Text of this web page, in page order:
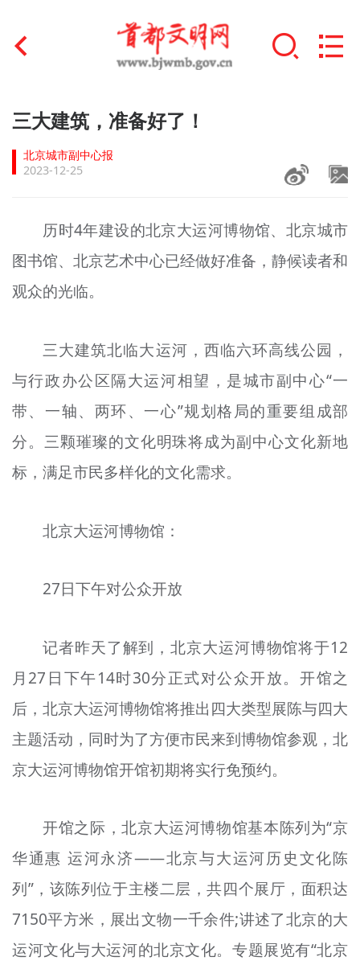
首页
文明创建
文明培育
+
未成年人思想道德建设
榜样人物
身边好人
文明评论
北京宣传文化引导基金
宣传思想文化人才
资料库
三大建筑，准备好了！
北京城市副中心报
2023-12-25
历时4年建设的北京大运河博物馆、北京城市
图书馆、北京艺术中心已经做好准备，静候读者和
观众的光临。
三大建筑北临大运河，西临六环高线公园，
与行政办公区隔大运河相望，是城市副中心“一
带、一轴、两环、一心”规划格局的重要组成部
分。三颗璀璨的文化明珠将成为副中心文化新地
标，满足市民多样化的文化需求。
北京大运河博物馆：
27日下午对公众开放
记者昨天了解到，北京大运河博物馆将于12
月27日下午14时30分正式对公众开放。开馆之
后，北京大运河博物馆将推出四大类型展陈与四大
主题活动，同时为了方便市民来到博物馆参观，北
京大运河博物馆开馆初期将实行免预约。
开馆之际，北京大运河博物馆基本陈列为“京
华通惠 运河永济——北京与大运河历史文化陈
列”，该陈列位于主楼二层，共四个展厅，面积达
7150平方米，展出文物一千余件;讲述了北京的大
运河文化与大运河的北京文化。专题展览有“北京